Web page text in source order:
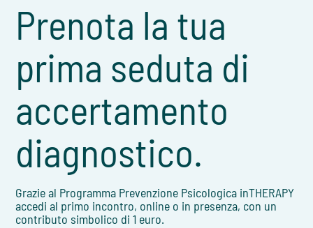
Prenota la tua
prima seduta di
accertamento
diagnostico.
Grazie al Programma Prevenzione Psicologica inTHERAPY
accedi al primo incontro, online o in presenza, con un
contributo simbolico di 1 euro.